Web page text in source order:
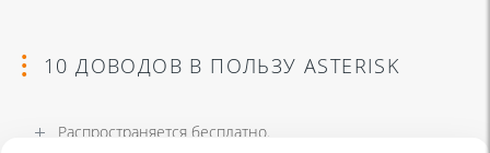
10 ДОВОДОВ В ПОЛЬЗУ ASTERISK
Распространяется бесплатно.